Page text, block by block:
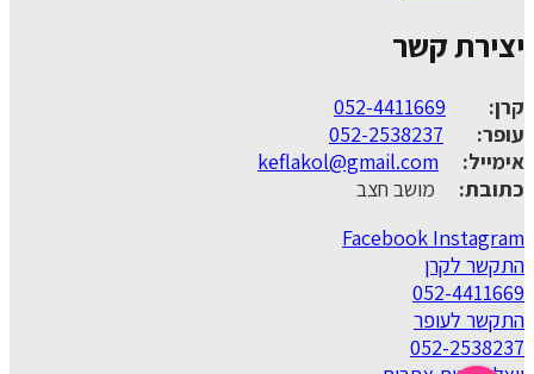
יצירת קשר
קרן:
052-4411669
עופר:
052-2538237
אימייל:
keflakol@gmail.com
כתובת: מושב חצב
Facebook Instagram
התקשר לקרן
052-4411669
התקשר לעופר
052-2538237